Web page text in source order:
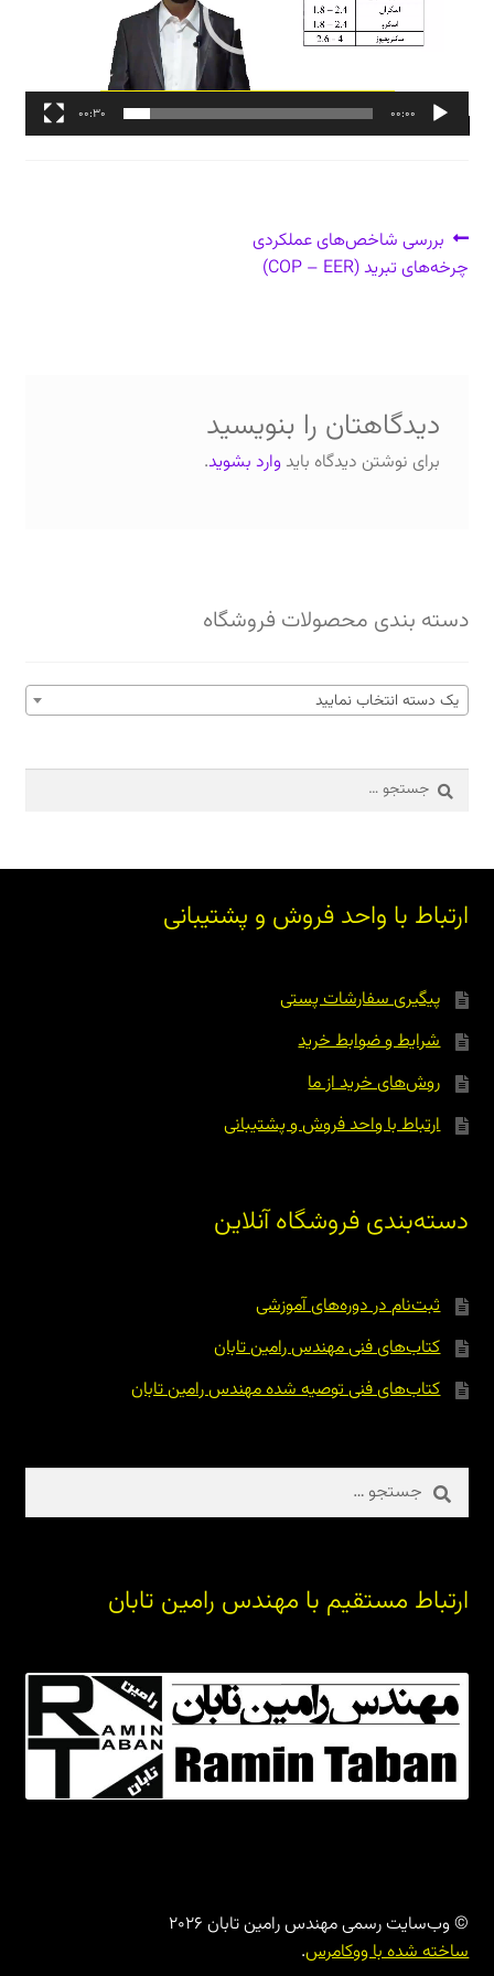
دعوت برای پروژه، تدریس و سخنرانی
ارتباط از طریق پیام‌رسان‌ها: 09373443975
00:00
00:30
راهبری
نوشته
نوشتهٔ
قبلی:
بررسی شاخص‌های عملکردی
چرخه‌های تبرید (COP – EER)
دیدگاهتان را بنویسید
برای نوشتن دیدگاه باید وارد بشوید.
دسته بندی محصولات فروشگاه
یک دسته انتخاب نمایید
جستجو
برای:
ارتباط با واحد فروش و پشتیبانی
پیگیری سفارشات پستی
شرایط و ضوابط خرید
روش‌های خرید از ما
ارتباط با واحد فروش و پشتیبانی
دسته‌بندی فروشگاه آنلاین
ثبت‌نام در دوره‌های آموزشی
کتاب‌های فنی مهندس رامین تابان
کتاب‌های فنی توصیه شده مهندس رامین تابان
جستجو
برای:
ارتباط مستقیم با مهندس رامین تابان
© وب‌سایت رسمی مهندس رامین تابان 2026
ساخته شده با ووکامرس.